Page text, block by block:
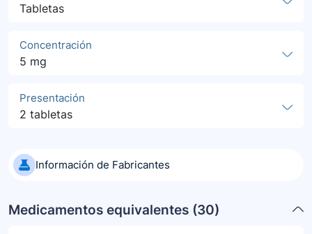
Tabletas
Concentración
5 mg
Presentación
2 tabletas
Información de Fabricantes
Medicamentos equivalentes (30)